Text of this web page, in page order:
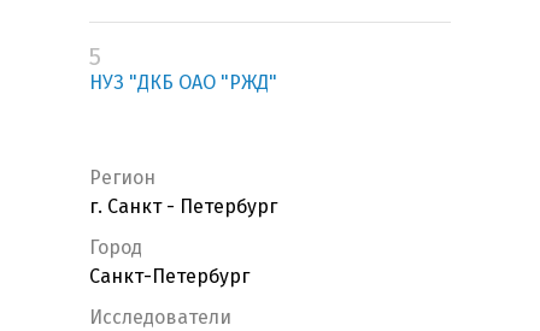
5
НУЗ "ДКБ ОАО "РЖД"
Регион
г. Санкт - Петербург
Город
Санкт-Петербург
Исследователи